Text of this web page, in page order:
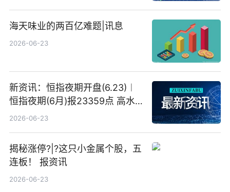
海天味业的两百亿难题|讯息
2026-06-23
新资讯：恒指夜期开盘(6.23)︱
恒指夜期(6月)报23359点 高水
23点
2026-06-23
揭秘涨停?|?这只小金属个股，五
连板！ 报资讯
2026-06-23